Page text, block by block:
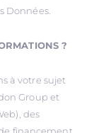
Données.
?
à votre sujet
Group et
des